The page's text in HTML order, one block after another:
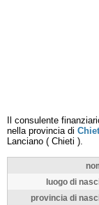
Il consulente
nella provincia di
Lanciano ( Chieti ).
luogo di
provincia di